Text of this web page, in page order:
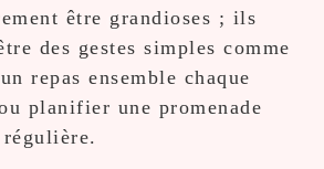
être grandioses ; ils
des gestes simples comme
repas ensemble chaque
planifier une promenade